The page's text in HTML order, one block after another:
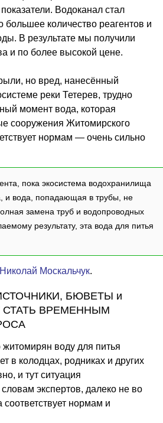
Водоканал стал
большее количество реагентов и
В результате мы получили
и по более высокой цене.
но вред, нанесённый
реки Тетерев, трудно
момент вода, которая
сооружения Житомирского
нормам — очень сильно
пока экосистема водохранилища
и вода, попадающая в трубы, не
замена труб и водопроводных
результату, эта вода для питья
Москальчук.
БЮВЕТЫ и
ВРЕМЕННЫМ
воду для питья
в колодцах, родниках и других
и тут ситуация
экспертов, далеко не во
соответствует нормам и